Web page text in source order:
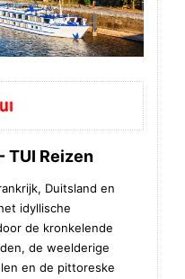
TUI Reizen
Duitsland en
idyllische
de kronkelende
de weelderige
en de pittoreske